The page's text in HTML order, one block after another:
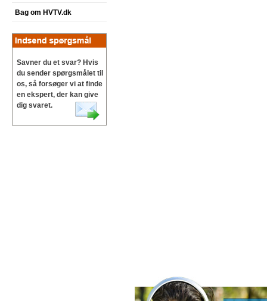
Bag om HVTV.dk
Savner du et svar? Hvis
du sender spørgsmålet til
os, så forsøger vi at finde
en ekspert, der kan give
dig svaret.